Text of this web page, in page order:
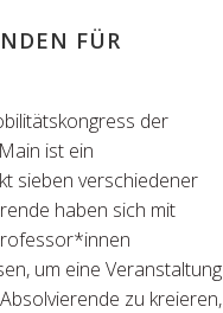
FÜR
der
ist ein
sieben verschiedener
haben sich mit
um eine Veranstaltung
zu kreieren,